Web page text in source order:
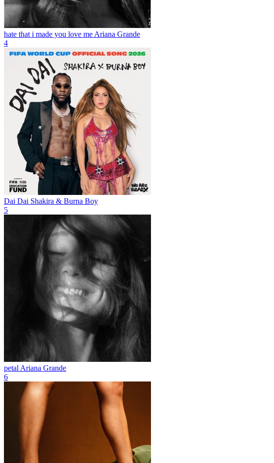
hate that i made you love me Ariana Grande
4
Dai Dai Shakira & Burna Boy
5
petal Ariana Grande
6